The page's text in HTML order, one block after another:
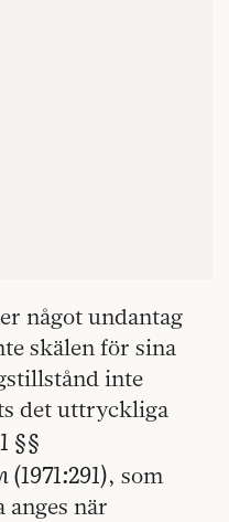
något undantag
skälen för sina
inte
det uttryckliga
§§
, som
anges när